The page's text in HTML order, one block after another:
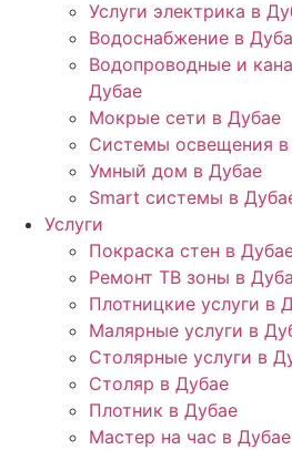
Услуги электрика в
Водоснабжение в
Водопроводные и
Дубае
Мокрые сети в Дубае
Системы освещения
Умный дом в Дубае
Smart системы в
Услуги
Покраска стен в
Ремонт ТВ зоны в
Плотницкие услуги в
Малярные услуги в
Столярные услуги в
Столяр в Дубае
Плотник в Дубае
Мастер на час в Дубае